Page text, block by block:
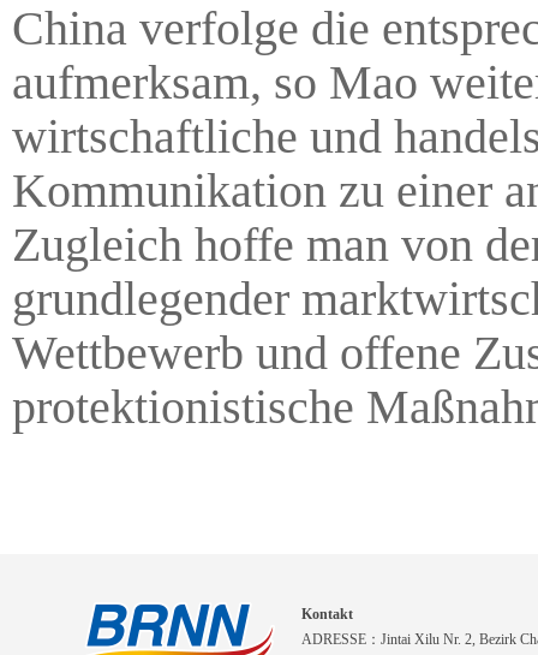
China verfolge die
aufmerksam, so Mao
wirtschaftliche und
Kommunikation zu einer
Zugleich hoffe man von
grundlegender
Wettbewerb und offene
protektionistische
Kontakt
ADRESSE：Jintai Xilu Nr. 2, Bezirk